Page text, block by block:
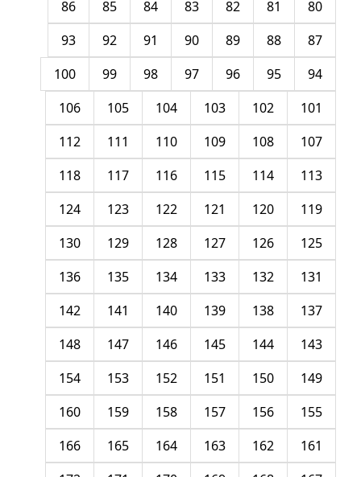
80
81
82
83
84
85
86
87
88
89
90
91
92
93
94
95
96
97
98
99
100
101
102
103
104
105
106
107
108
109
110
111
112
113
114
115
116
117
118
119
120
121
122
123
124
125
126
127
128
129
130
131
132
133
134
135
136
137
138
139
140
141
142
143
144
145
146
147
148
149
150
151
152
153
154
155
156
157
158
159
160
161
162
163
164
165
166